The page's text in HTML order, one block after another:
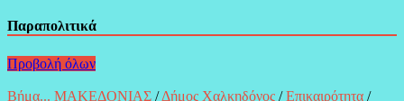
Παραπολιτικά
Προβολή όλων
Βήμα... ΜΑΚΕΔΟΝΙΑΣ /Δήμος Χαλκηδόνος /Επικαιρότητα /